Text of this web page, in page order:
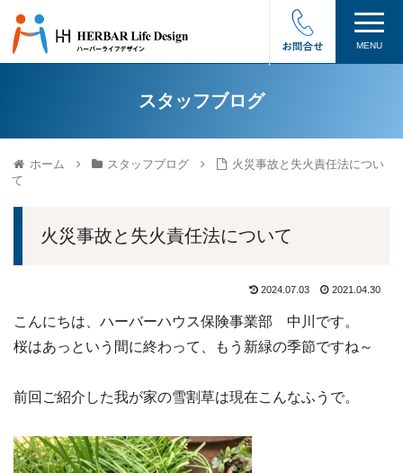
MENU
スタッフブログ
ホーム スタッフブログ
火災事故と失火責任法につい
て
火災事故と失火責任法について
2024.07.03 2021.04.30
こんにちは、ハーバーハウス保険事業部 中川です。
桜はあっという間に終わって、もう新緑の季節ですね～
前回ご紹介した我が家の雪割草は現在こんなふうで。